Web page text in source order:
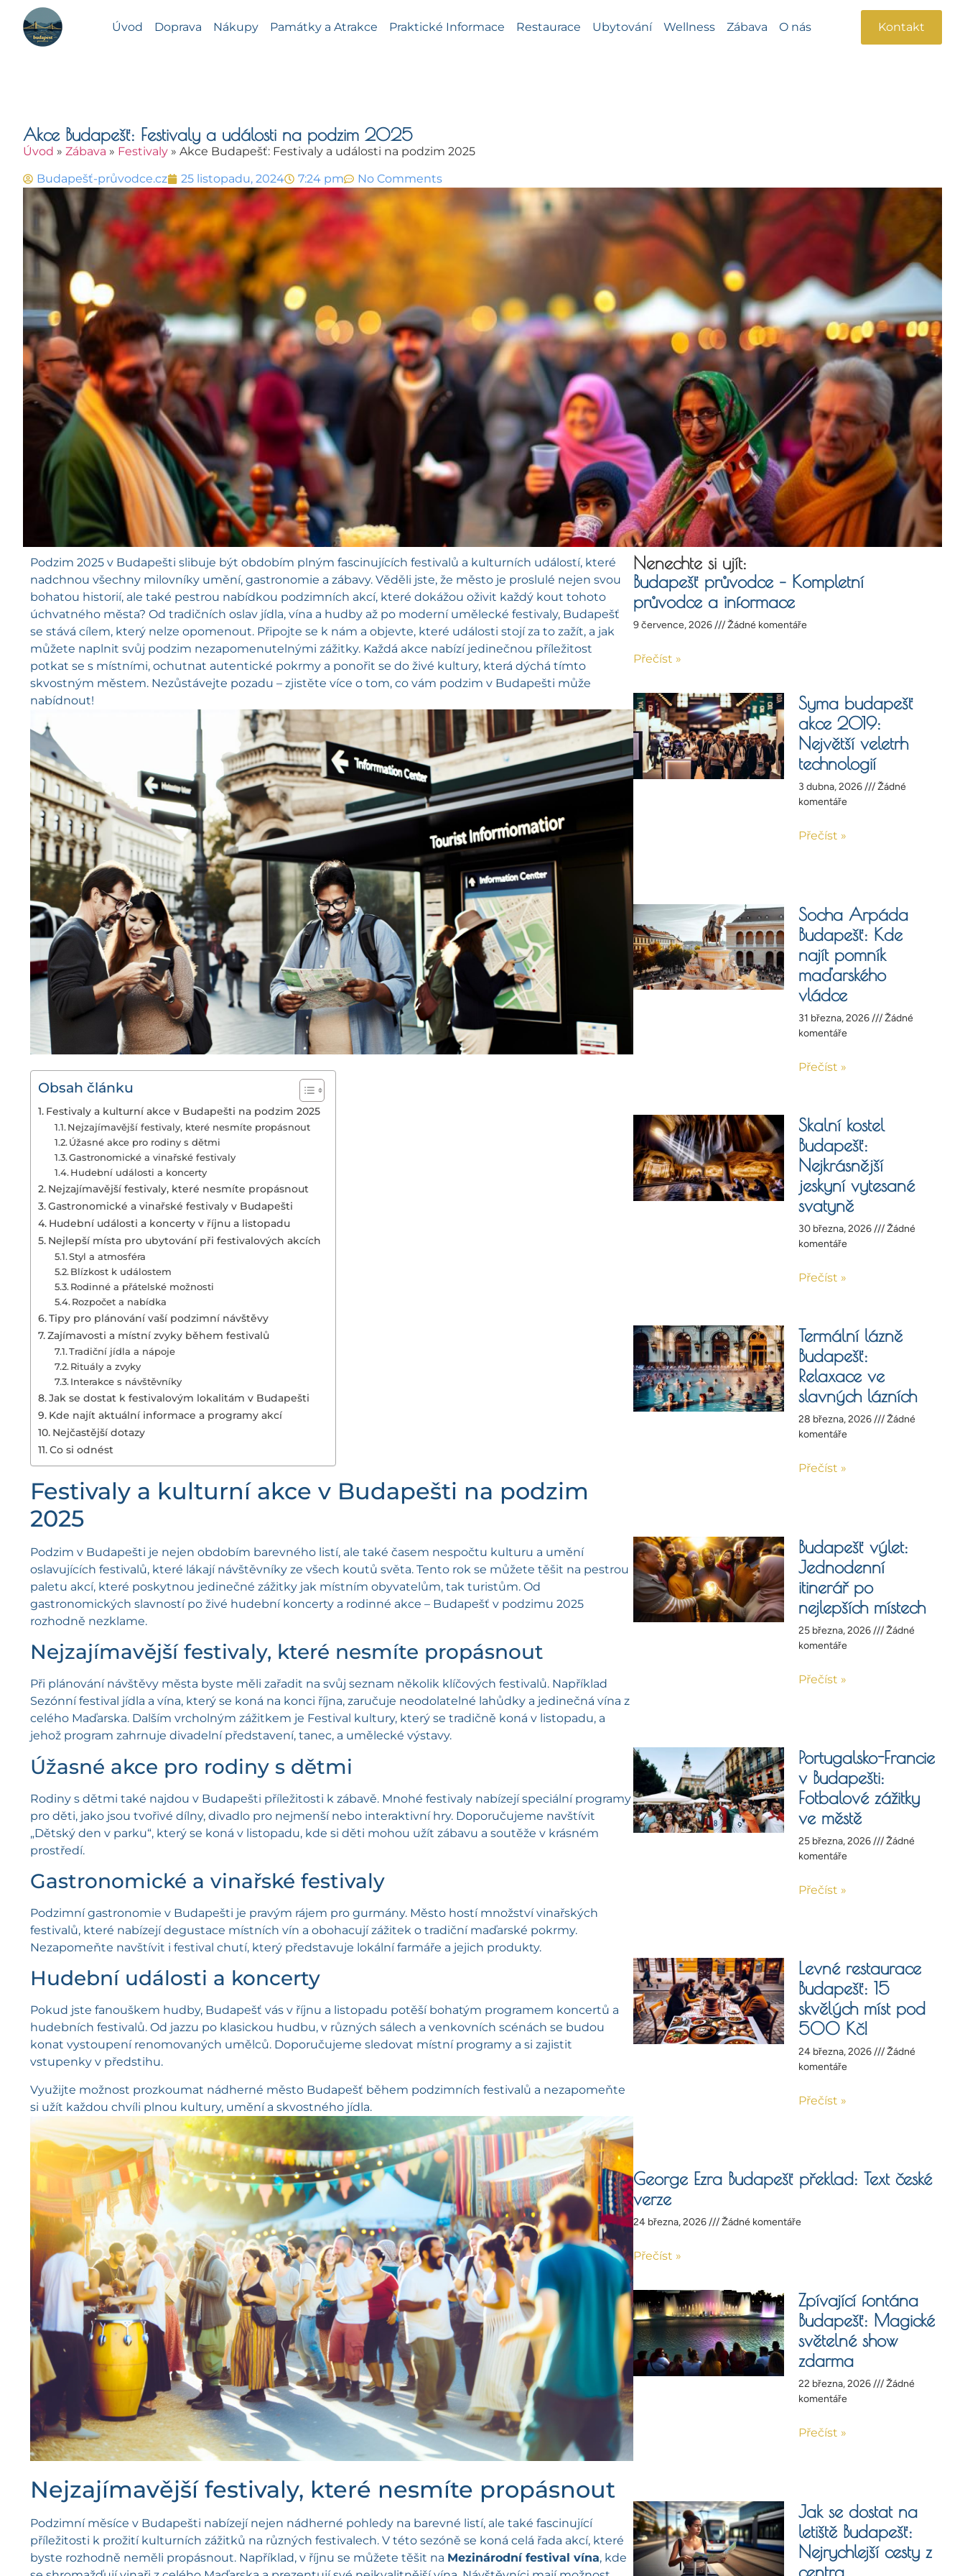
Úvod Doprava Nákupy Památky a Atrakce Praktické Informace Restaurace Ubytování Wellness Zábava O nás Kontakt
Akce Budapešť: Festivaly a události na podzim 2025
Úvod » Zábava » Festivaly » Akce Budapešť: Festivaly a události na podzim 2025
Budapešť-průvodce.cz 25 listopadu, 2024 7:24 pm No Comments
Podzim 2025 v Budapešti slibuje být obdobím plným fascinujících festivalů a kulturních událostí, které
nadchnou všechny milovníky umění, gastronomie a zábavy. Věděli jste, že město je proslulé nejen svou
bohatou historií, ale také pestrou nabídkou podzimních akcí, které dokážou oživit každý kout tohoto
úchvatného města? Od tradičních oslav jídla, vína a hudby až po moderní umělecké festivaly, Budapešť
se stává cílem, který nelze opomenout. Připojte se k nám a objevte, které události stojí za to zažít, a jak
můžete naplnit svůj podzim nezapomenutelnými zážitky. Každá akce nabízí jedinečnou příležitost
potkat se s místními, ochutnat autentické pokrmy a ponořit se do živé kultury, která dýchá tímto
skvostným městem. Nezůstávejte pozadu – zjistěte více o tom, co vám podzim v Budapešti může
nabídnout!
Obsah článku
Festivaly a kulturní akce v Budapešti na podzim 2025
Nejzajímavější festivaly, které nesmíte propásnout
Úžasné akce pro rodiny s dětmi
Gastronomické a vinařské festivaly
Hudební události a koncerty
Nejzajímavější festivaly, které nesmíte propásnout
Gastronomické a vinařské festivaly v Budapešti
Hudební události a koncerty v říjnu a listopadu
Nejlepší místa pro ubytování při festivalových akcích
Styl a atmosféra
Blízkost k událostem
Rodinné a přátelské možnosti
Rozpočet a nabídka
Tipy pro plánování vaší podzimní návštěvy
Zajímavosti a místní zvyky během festivalů
Tradiční jídla a nápoje
Rituály a zvyky
Interakce s návštěvníky
Jak se dostat k festivalovým lokalitám v Budapešti
Kde najít aktuální informace a programy akcí
Nejčastější dotazy
Co si odnést
Festivaly a kulturní akce v Budapešti na podzim
2025
Podzim v Budapešti je nejen obdobím barevného listí, ale také časem nespočtu kulturu a umění
oslavujících festivalů, které lákají návštěvníky ze všech koutů světa. Tento rok se můžete těšit na pestrou
paletu akcí, které poskytnou jedinečné zážitky jak místním obyvatelům, tak turistům. Od
gastronomických slavností po živé hudební koncerty a rodinné akce – Budapešť v podzimu 2025
rozhodně nezklame.
Nejzajímavější festivaly, které nesmíte propásnout
Při plánování návštěvy města byste měli zařadit na svůj seznam několik klíčových festivalů. Například
Sezónní festival jídla a vína, který se koná na konci října, zaručuje neodolatelné lahůdky a jedinečná vína z
celého Maďarska. Dalším vrcholným zážitkem je Festival kultury, který se tradičně koná v listopadu, a
jehož program zahrnuje divadelní představení, tanec, a umělecké výstavy.
Úžasné akce pro rodiny s dětmi
Rodiny s dětmi také najdou v Budapešti příležitosti k zábavě. Mnohé festivaly nabízejí speciální programy
pro děti, jako jsou tvořivé dílny, divadlo pro nejmenší nebo interaktivní hry. Doporučujeme navštívit
„Dětský den v parku“, který se koná v listopadu, kde si děti mohou užít zábavu a soutěže v krásném
prostředí.
Gastronomické a vinařské festivaly
Podzimní gastronomie v Budapešti je pravým rájem pro gurmány. Město hostí množství vinařských
festivalů, které nabízejí degustace místních vín a obohacují zážitek o tradiční maďarské pokrmy.
Nezapomeňte navštívit i festival chutí, který představuje lokální farmáře a jejich produkty.
Hudební události a koncerty
Pokud jste fanouškem hudby, Budapešť vás v říjnu a listopadu potěší bohatým programem koncertů a
hudebních festivalů. Od jazzu po klasickou hudbu, v různých sálech a venkovních scénách se budou
konat vystoupení renomovaných umělců. Doporučujeme sledovat místní programy a si zajistit
vstupenky v předstihu.
Využijte možnost prozkoumat nádherné město Budapešť během podzimních festivalů a nezapomeňte
si užít každou chvíli plnou kultury, umění a skvostného jídla.
Nejzajímavější festivaly, které nesmíte propásnout
Podzimní měsíce v Budapešti nabízejí nejen nádherné pohledy na barevné listí, ale také fascinující
příležitosti k prožití kulturních zážitků na různých festivalech. V této sezóně se koná celá řada akcí, které
byste rozhodně neměli propásnout. Například, v říjnu se můžete těšit na Mezinárodní festival vína, kde
Nenechte si ujít:
Budapešť průvodce – Kompletní
průvodce a informace
9 července, 2026 Žádné komentáře
Přečíst »
Syma budapešť
akce 2019:
Největší veletrh
technologií
3 dubna, 2026
Žádné
komentáře
Přečíst »
Socha Arpáda
Budapešť: Kde
najít pomník
maďarského
vládce
31 března, 2026
Žádné
komentáře
Přečíst »
Skalní kostel
Budapešť:
Nejkrásnější
jeskyní vytesané
svatyně
30 března, 2026
Žádné
komentáře
Přečíst »
Termální lázně
Budapešť:
Relaxace ve
slavných lázních
28 března, 2026
Žádné
komentáře
Přečíst »
Budapešť výlet:
Jednodenní
itinerář po
nejlepších místech
25 března, 2026
Žádné
komentáře
Přečíst »
Portugalsko-Francie
v Budapešti:
Fotbalové zážitky
ve městě
25 března, 2026
Žádné
komentáře
Přečíst »
Levné restaurace
Budapešť: 15
skvělých míst pod
500 Kč!
24 března, 2026
Žádné
komentáře
Přečíst »
George Ezra Budapešť překlad: Text české
verze
24 března, 2026 Žádné komentáře
Přečíst »
Zpívající fontána
Budapešť: Magické
světelné show
zdarma
22 března, 2026
Žádné
komentáře
Přečíst »
Jak se dostat na
letiště Budapešť:
Nejrychlejší cesty z
centra